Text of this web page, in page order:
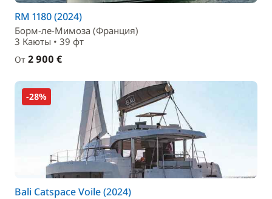
RM 1180 (2024)
Борм-ле-Мимоза (Франция)
3 Каюты • 39 фт
От 2 900 €
-28%
Bali Catspace Voile (2024)